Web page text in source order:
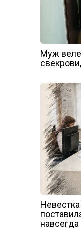
Муж
навсегда